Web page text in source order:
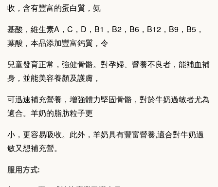
收，含有豐富的蛋白質，氨
基酸，維生素A，C，D，B1，B2，B6，B12，B9，B5，
葉酸，本品添加豐富鈣質，令
兒童發育正常，強健骨骼。對孕婦、營養不良者，能補血補
身，並能美容養顏及護膚，
可迅速補充營養，增強體力堅固骨骼，對於牛奶過敏者尤為
適合。羊奶的脂肪粒子更
小， 更容易吸收。此外，羊奶具有豐富營養,適合對牛奶過
敏又想補充營。
服用方式: